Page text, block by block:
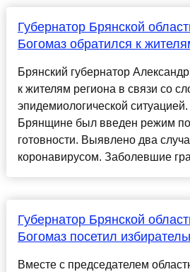
Губернатор Брянской
Богомаз обратился к
Брянский губернатор
к жителям региона в связи со
эпидемиологической
Брянщине был введен режим
готовности. Выявлено два
коронавирусом. Заболевшие
Губернатор Брянской
Богомаз посетил
Вместе с председателем